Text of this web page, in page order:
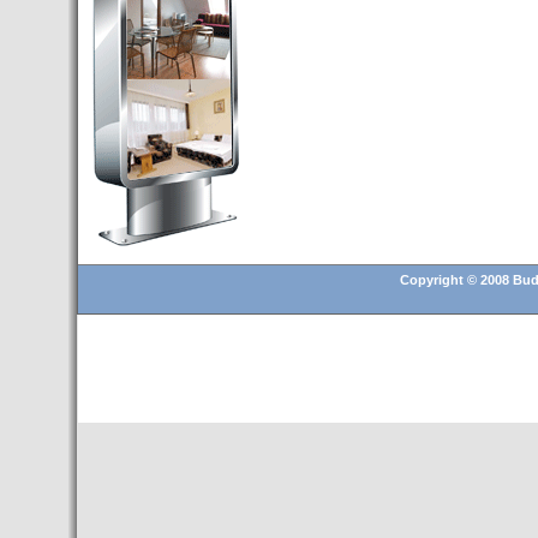
Budapest’.
- Hoteles en BUDAPEST:
Resultados octubre de 2016,
subida del 15% ocupación y
del 25,6% en el RevPar
- Nuevo Hotel en Budapest
bajo la marca Exe Hotusa
- Transfer Aeropuerto de
BUDAPEST
Copyright © 2008